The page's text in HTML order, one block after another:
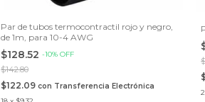
Par de tubos termocontractil rojo y negro,
de 1m, para 10-4 AWG
$128.52 -10% OFF
$142.80
$122.09 con Transferencia Electrónica